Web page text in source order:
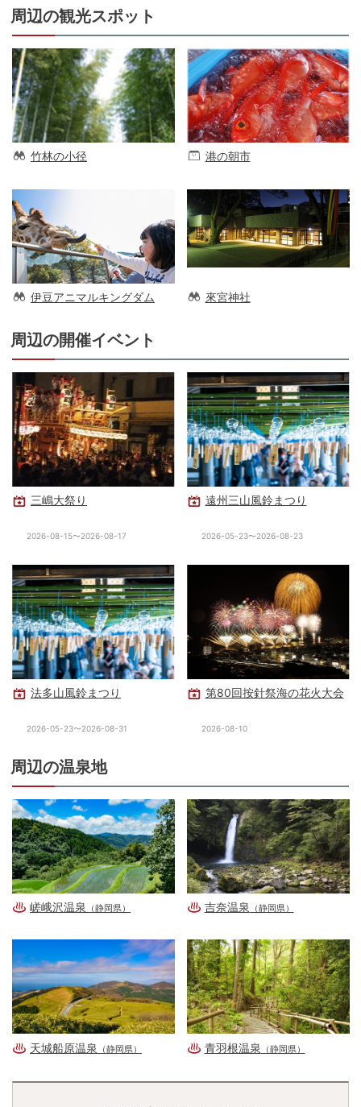
周辺の観光スポット
竹林の小径 港の朝市
伊豆アニマルキングダム 來宮神社
周辺の開催イベント
三嶋大祭り
2026-08-15〜2026-08-17
遠州三山風鈴まつり
2026-05-23〜2026-08-23
法多山風鈴まつり
2026-05-23〜2026-08-31
第80回按針祭海の花火大会
2026-08-10
周辺の温泉地
嵯峨沢温泉 （静岡県） 吉奈温泉 （静岡県）
天城船原温泉 （静岡県） 青羽根温泉 （静岡県）